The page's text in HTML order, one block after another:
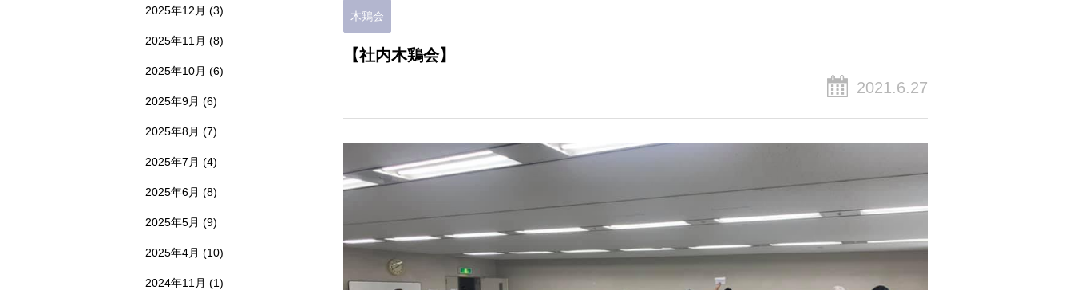
木鶏会
【社内木鶏会】
2021.6.27
2025年12月 (3)
2025年11月 (8)
2025年10月 (6)
2025年9月 (6)
2025年8月 (7)
2025年7月 (4)
2025年6月 (8)
2025年5月 (9)
2025年4月 (10)
2024年11月 (1)